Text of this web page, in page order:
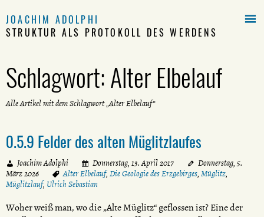
JOACHIM ADOLPHI
STRUKTUR ALS PROTOKOLL DES WERDENS
Schlagwort:Alter Elbelauf
Alle Artikel mit dem Schlagwort „Alter Elbelauf“
0.5.9 Felder des alten Müglitzlaufes
Joachim Adolphi Donnerstag, 13. April 2017
Donnerstag, 5.
März 2026
Alter Elbelauf, Die Geologie des Erzgebirges, Müglitz,
Müglitzlauf, Ulrich Sebastian
Woher weiß man, wo die „Alte Müglitz“ geflossen ist? Eine der
